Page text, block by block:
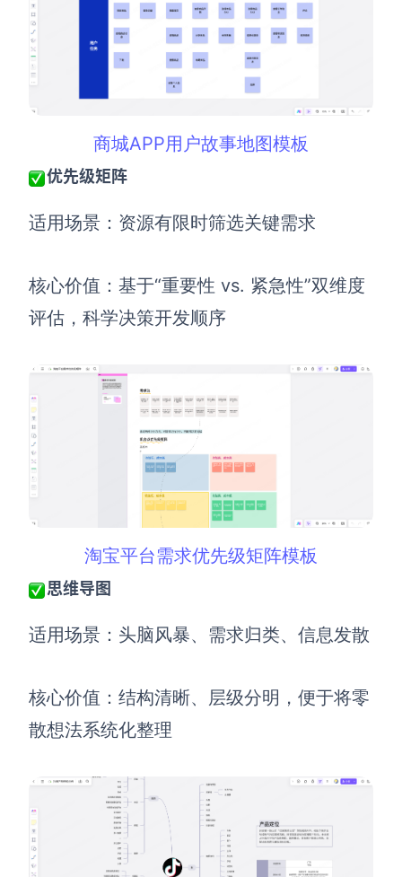
商城APP用户故事地图模板
优先级矩阵
适用场景：资源有限时筛选关键需求
核心价值：基于“重要性 vs. 紧急性”双维度
评估，科学决策开发顺序
淘宝平台需求优先级矩阵模板
思维导图
适用场景：头脑风暴、需求归类、信息发散
核心价值：结构清晰、层级分明，便于将零
散想法系统化整理